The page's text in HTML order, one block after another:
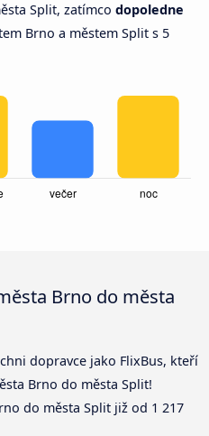
Split, zatímco dopoledne
Brno a městem Split s 5
Brno do města
dopravce jako FlixBus, kteří
Brno do města Split!
do města Split již od 1 217